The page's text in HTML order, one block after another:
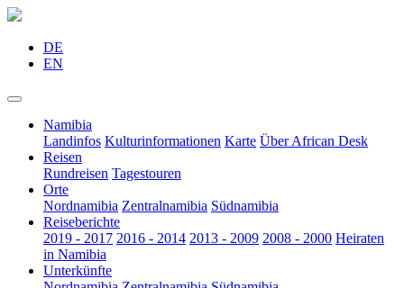
DE
EN
Namibia
Landinfos Kulturinformationen Karte Über African Desk
Reisen
Rundreisen Tagestouren
Orte
Nordnamibia Zentralnamibia Südnamibia
Reiseberichte
2019 - 2017 2016 - 2014 2013 - 2009 2008 - 2000 Heiraten
in Namibia
Unterkünfte